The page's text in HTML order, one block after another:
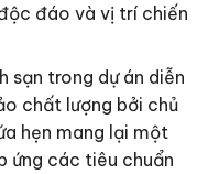
đáo và vị trí chiến
sạn trong dự án diễn
chất lượng bởi chủ
hẹn mang lại một
ứng các tiêu chuẩn